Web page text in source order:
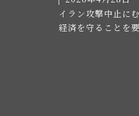
イラン攻撃中止に
経済を守ることを